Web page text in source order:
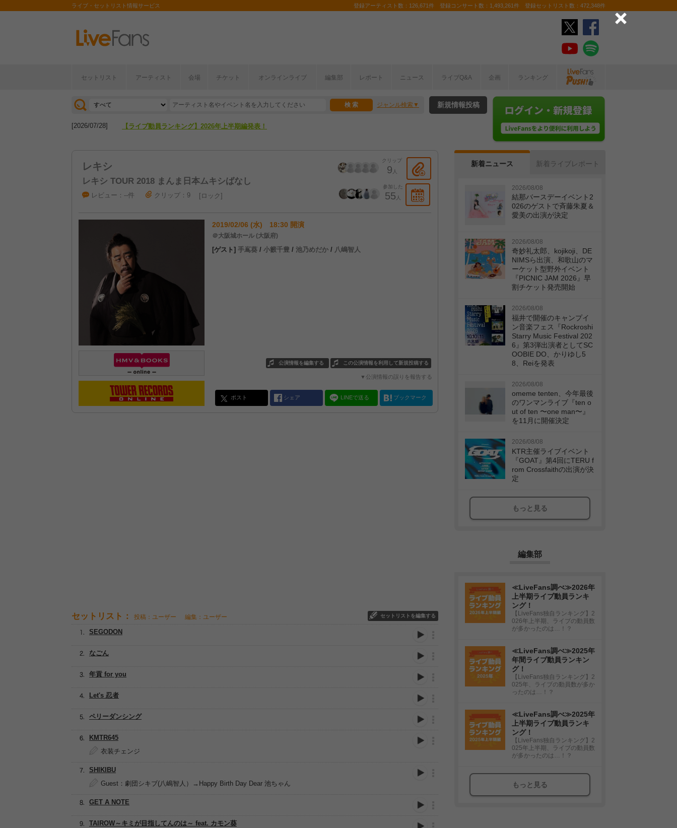
ライブ・セットリスト情報サービス 登録アーティスト数：126,671件 登録コンサート数：1,493,261件 登録セットリスト数：472,348件
セットリスト アーティスト 会場 チケット オンラインライブ 編集部 レポート ニュース ライブQ&A 企画 ランキング
ジャンル検索
[2026/04/27] 【フェス特集2026】フェス情報はここから！
[2026/07/28] 【ライブ動員ランキング】2026年上半期編発表！
新規情報投稿
レキシ
レキシ TOUR 2018 まんま日本ムキシばなし
クリップ
9 人
参加した
55 人
レビュー：--件 クリップ：9 ロック
2019/02/06 (水) 18:30 開演
＠大阪城ホール (大阪府)
[ゲスト] 手嶌葵 / 小籔千豊 / 池乃めだか / 八嶋智人
この公演情報を利用して新規投稿する
公演情報を編集する
▼公演情報の誤りを報告する
ポスト シェア LINEで送る ブックマーク
セットリスト： 投稿：ユーザー 編集：ユーザー セットリストを編集する
Let's 忍者
GET A NOTE
SEGODON
ペリーダンシング
KMTR645
衣装チェンジ
SHIKIBU
Guest：劇団シキブ(八嶋智人）→Happy Birth Day Dear 池ちゃん
なごん
TAIROW～キミが目指してんのは～ feat. カモン葵
年貢 for you
新着ニュース 新着ライブレポート
2026/08/08
結那バースデーイベント2
026のゲストで斉藤朱夏＆
愛美の出演が決定
2026/08/08
奇妙礼太郎、kojikoji、DE
NIMSら出演、和歌山のマ
ーケット型野外イベント
『PICNIC JAM 2026』早
割チケット発売開始
2026/08/08
福井で開催のキャンプイ
ン音楽フェス『Rockroshi
Starry Music Festival 202
6』第3弾出演者としてSC
OOBIE DO、かりゆし5
8、Reiを発表
2026/08/08
omeme tenten、今年最後
のワンマンライブ『ten o
ut of ten 〜one man〜』
を11月に開催決定
2026/08/08
KTR主催ライブイベント
『GOAT』第4回にTERU f
rom Crossfaithの出演が決
定
もっと見る
編集部
≪LiveFans調べ≫2026年
上半期ライブ動員ランキ
ング！
【LiveFans独自ランキング】2
026年上半期、ライブの動員数
が多かったのは…！？
≪LiveFans調べ≫2025年
年間ライブ動員ランキン
グ！
【LiveFans独自ランキング】2
025年、ライブの動員数が多か
ったのは…！？
≪LiveFans調べ≫2025年
上半期ライブ動員ランキ
ング！
【LiveFans独自ランキング】2
025年上半期、ライブの動員数
が多かったのは…！？
もっと見る